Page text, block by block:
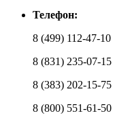
Телефон:
8 (499) 112-47-10
8 (831) 235-07-15
8 (383) 202-15-75
8 (800) 551-61-50